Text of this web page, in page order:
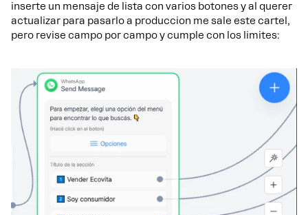
inserte un mensaje de lista con varios botones y al querer
actualizar para pasarlo a produccion me sale este cartel,
pero revise campo por campo y cumple con los limites: